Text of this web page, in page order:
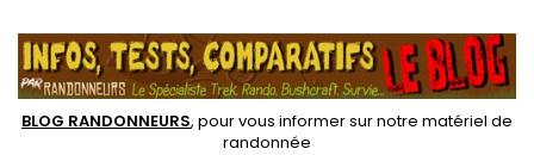
la protection et séparation
de votre équipement dans un
sac à dos
séparation de votre
équipement dans un sac à
dos
BLOG RANDONNEURS, pour vous informer sur notre matériel de
randonnée